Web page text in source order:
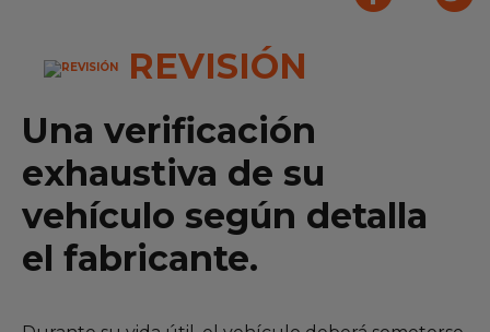
Solicitar una cita
Presupuesto Online
Incorporarse a la RED
La Marca
Promociones
REVISIÓN
Una verificación
exhaustiva de su
vehículo según detalla
el fabricante.